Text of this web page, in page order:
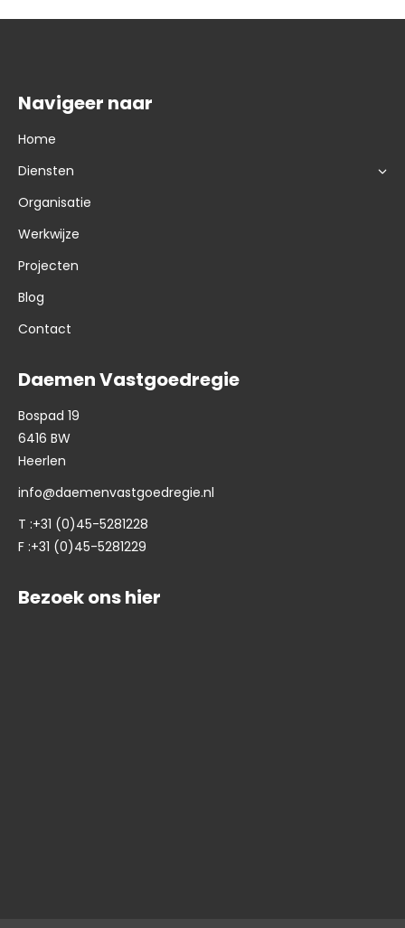
Navigeer naar
Home
Diensten
Organisatie
Werkwijze
Projecten
Blog
Contact
Daemen Vastgoedregie
Bospad 19
6416 BW
Heerlen
info@daemenvastgoedregie.nl
T :+31 (0)45-5281228
F :+31 (0)45-5281229
Bezoek ons hier